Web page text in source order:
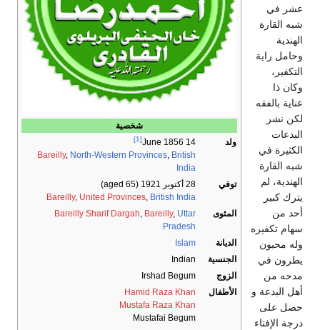
شخصية
ولد
14 June 1856
[1]
Bareilly, North-Western Provinces, British
India
توفي
28 أكتوبر 1921
(aged 65)
Bareilly, United Provinces, British India
المثوى
Bareilly Sharif Dargah, Bareilly, Uttar
Pradesh
الديانة
Islam
الجنسية
Indian
الزوج
Irshad Begum
الأطفال
Hamid Raza Khan
Mustafa Raza Khan
Mustafai Begum
عشر في
شبه القارة
الهندية
وحامل راية
التكفير،
وكان ذا
عناية بالفقه
لكن نشر
البدعات
الكثيرة في
شبه القارة
الهندية، لم
يترك كبير
أحد من
سهام تكفيره
وله محبون
يطرون في
مدحه من
أهل البدعة و
حصل على
درجة الإفتاء